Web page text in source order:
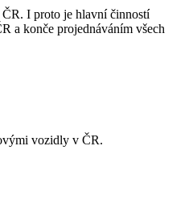
I proto je hlavní činností
a konče projednáváním všech
vozidly v ČR.